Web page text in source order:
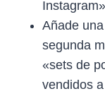
Añade
segunda
«sets de
vendidos